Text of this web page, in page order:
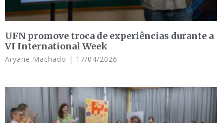
UFN promove troca de experiências durante a
VI International Week
Aryane Machado 17/04/2026